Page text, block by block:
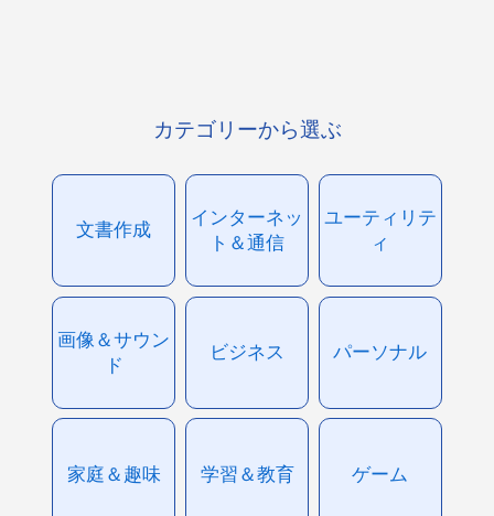
カテゴリーから選ぶ
文書作成
インターネッ
ト＆通信
ユーティリテ
ィ
画像＆サウン
ド
ビジネス パーソナル
家庭＆趣味 学習＆教育 ゲーム